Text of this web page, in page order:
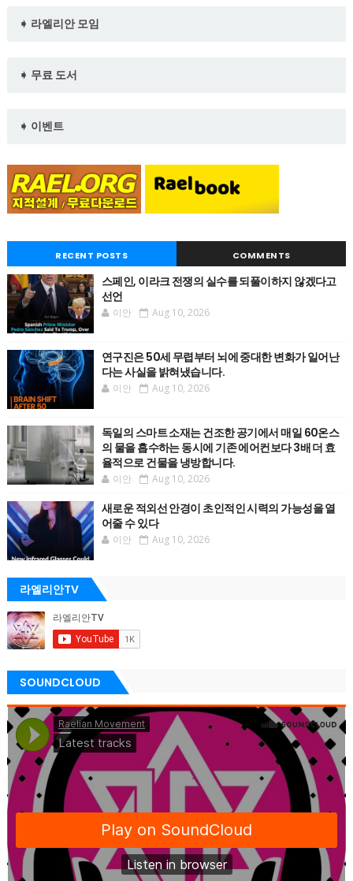
➧ 라엘리안 모임
➧ 무료 도서
➧ 이벤트
RECENT POSTS COMMENTS
스페인, 이라크 전쟁의 실수를 되풀이하지 않겠다고
선언
이안 Aug 10, 2026
연구진은 50세 무렵부터 뇌에 중대한 변화가 일어난
다는 사실을 밝혀냈습니다.
이안 Aug 10, 2026
독일의 스마트 소재는 건조한 공기에서 매일 60온스
의 물을 흡수하는 동시에 기존 에어컨보다 3배 더 효
율적으로 건물을 냉방합니다.
이안 Aug 10, 2026
새로운 적외선 안경이 초인적인 시력의 가능성을 열
어줄 수 있다
이안 Aug 10, 2026
라엘리안TV
SOUNDCLOUD